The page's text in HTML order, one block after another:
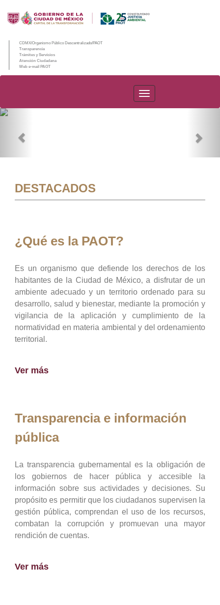
CDMX/Organismo Público Descentralizado/PAOT
Transparencia
Trámites y Servicios
Atención Ciudadana
Web e-mail PAOT
PAOT
DESTACADOS
¿Qué es la PAOT?
Es un organismo que defiende los derechos de los
habitantes de la Ciudad de México, a disfrutar de un
ambiente adecuado y un territorio ordenado para su
desarrollo, salud y bienestar, mediante la promoción y
vigilancia de la aplicación y cumplimiento de la
normatividad en materia ambiental y del ordenamiento
territorial.
Ver más
Transparencia e información
pública
La transparencia gubernamental es la obligación de
los gobiernos de hacer pública y accesible la
información sobre sus actividades y decisiones. Su
propósito es permitir que los ciudadanos supervisen la
gestión pública, comprendan el uso de los recursos,
combatan la corrupción y promuevan una mayor
rendición de cuentas.
Ver más